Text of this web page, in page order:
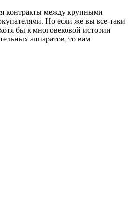
контракты между крупными
Но если же вы все-таки
бы к многовековой истории
аппаратов, то вам